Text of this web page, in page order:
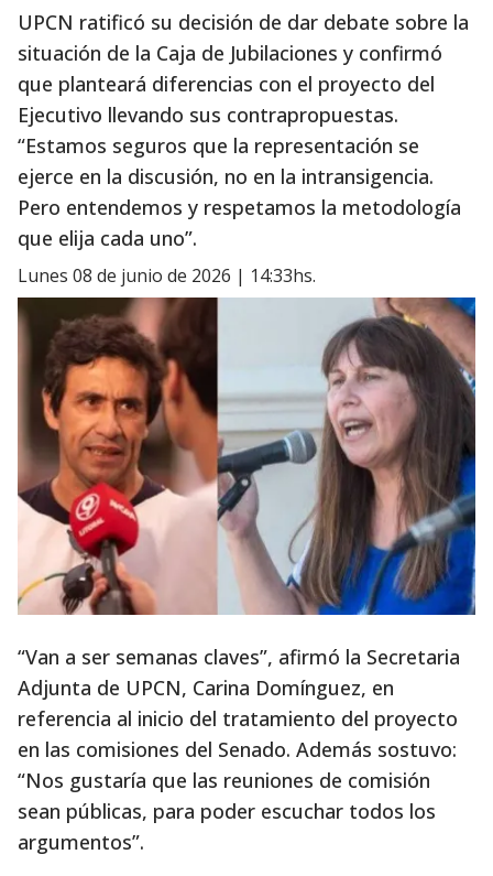
UPCN ratificó su decisión de dar debate sobre la
situación de la Caja de Jubilaciones y confirmó
que planteará diferencias con el proyecto del
Ejecutivo llevando sus contrapropuestas.
“Estamos seguros que la representación se
ejerce en la discusión, no en la intransigencia.
Pero entendemos y respetamos la metodología
que elija cada uno”.
lunes 08 de junio de 2026 | 14:33hs.
“Van a ser semanas claves”, afirmó la Secretaria
Adjunta de UPCN, Carina Domínguez, en
referencia al inicio del tratamiento del proyecto
en las comisiones del Senado. Además sostuvo:
“Nos gustaría que las reuniones de comisión
sean públicas, para poder escuchar todos los
argumentos”.